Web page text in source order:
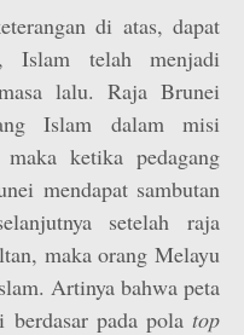
di atas, dapat
Islam telah menjadi
lalu. Raja Brunei
Islam dalam misi
ketika pedagang
mendapat sambutan
setelah raja
maka orang Melayu
Artinya bahwa peta
pada pola top